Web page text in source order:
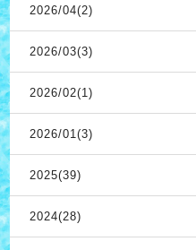
2026/04(2)
2026/03(3)
2026/02(1)
2026/01(3)
2025(39)
2024(28)